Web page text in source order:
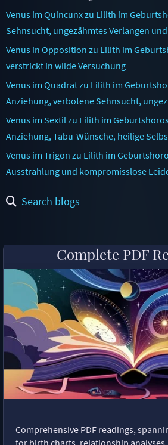
Venus im Quincunx zu Lilith im
Sehnsucht, ungezähmtes Verlangen
Venus in Opposition zu Lilith im
verstrickt in wilde Versuchung
Venus im Quadrat zu Lilith im
Anziehung, verbotene Sehnsucht,
Venus im Sextil zu Lilith im
Anziehung, Tabu-Wünsche, heilige
Venus im Trigon zu Lilith im
Ausstrahlung und kompromisslose
Search blogs
Complete PDF
Comprehensive PDF readings,
for birth charts, relationship